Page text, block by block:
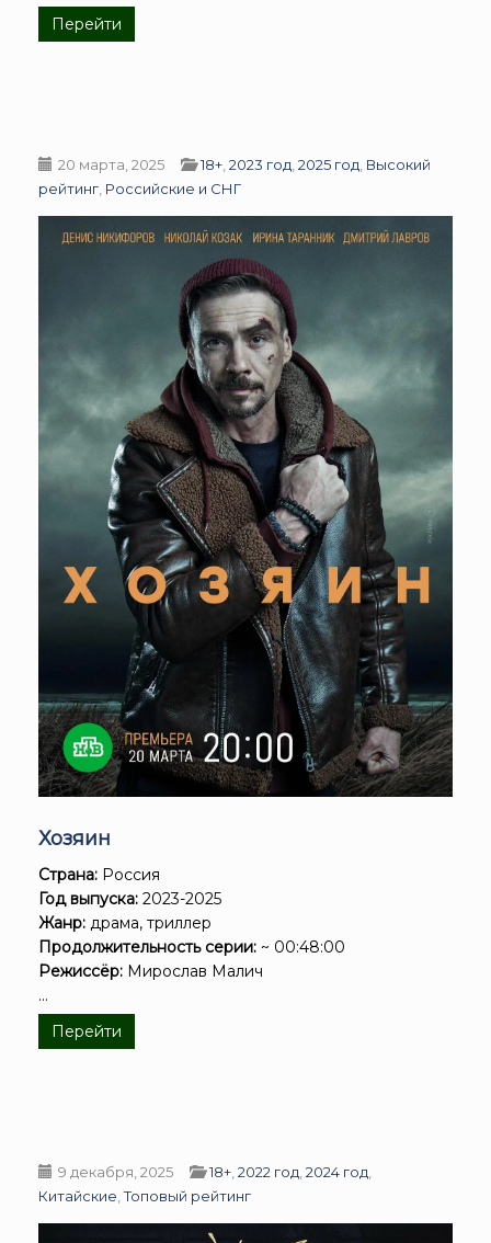
Перейти
20 марта, 2025 18+,2023 год,2025 год, Высокий
рейтинг, Российские и СНГ
Хозяин
Страна: Россия
Год выпуска: 2023-2025
Жанр: драма, триллер
Продолжительность серии: ~ 00:48:00
Режиссёр: Мирослав Малич
...
Перейти
9 декабря, 2025 18+ 2022 год 2024 год
Китайские ,Топовый рейтинг